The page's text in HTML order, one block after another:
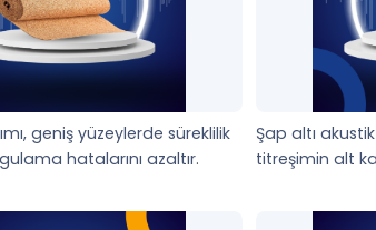
sağlar.
çalışan bir profesyonel ses
dengeli bir iç ortam oluşturur.
geniş yüzeylerde süreklilik
hatalarını azaltır.
Şap altı
titreşimin alt